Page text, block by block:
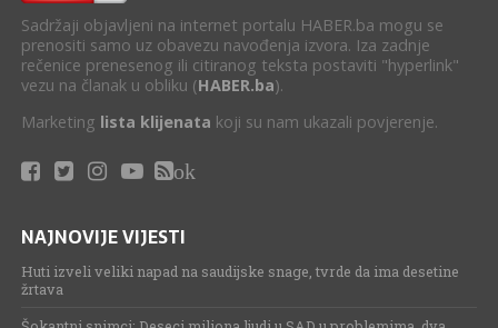
Sadržaji objavljeni na internet portalu HABER.ba mogu se
prenositi samo uz obavezu navođenja izvora. Iza zadnje
rečenice prenesenog ili citiranog teksta postaviti "hyperlink"
vezu na članak u obliku (HABER.ba).
Marketing lista klijenata koji su nam ukazali povjerenje.
ok
NAJNOVIJE VIJESTI
Huti izveli veliki napad na saudijske snage, tvrde da ima desetine
žrtava